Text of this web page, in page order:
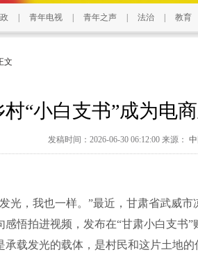
青年电视 青年之声 法治 教育
文
村“小白支书”成为电
发稿时间：2026-06-30 06:12:00 来源：
，我也一样。”最近，甘肃省武威市
感悟拍进视频，发布在“甘肃小白支书
承载发光的载体，是村民和这片土地